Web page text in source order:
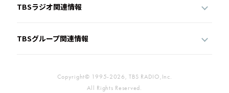
TBSラジオ関連情報
TBSグループ関連情報
Copyright© 1995-2026, TBS RADIO,Inc.
All Rights Reserved.